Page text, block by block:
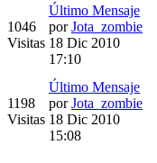
1046
Visitas
Último Mensaje
porJota_zombie
18 Dic 2010
17:10
1198
Visitas
Último Mensaje
porJota_zombie
18 Dic 2010
15:08